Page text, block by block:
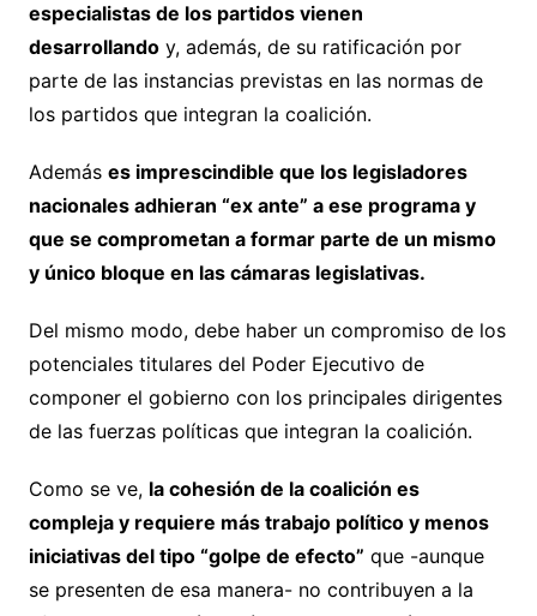
especialistas de los partidos vienen
desarrollandoy, además, de su ratificación por
parte de las instancias previstas en las normas de
los partidos que integran la coalición.
Además es imprescindible que los legisladores
nacionales adhieran “ex ante” a ese programa y
que se comprometan a formar parte de un mismo
y único bloque en las cámaras legislativas.
Del mismo modo, debe haber un compromiso de los
potenciales titulares del Poder Ejecutivo de
componer el gobierno con los principales dirigentes
de las fuerzas políticas que integran la coalición.
Como se ve, la cohesión de la coalición es
compleja y requiere más trabajo político y menos
iniciativas del tipo “golpe de efecto” que -aunque
se presenten de esa manera- no contribuyen a la